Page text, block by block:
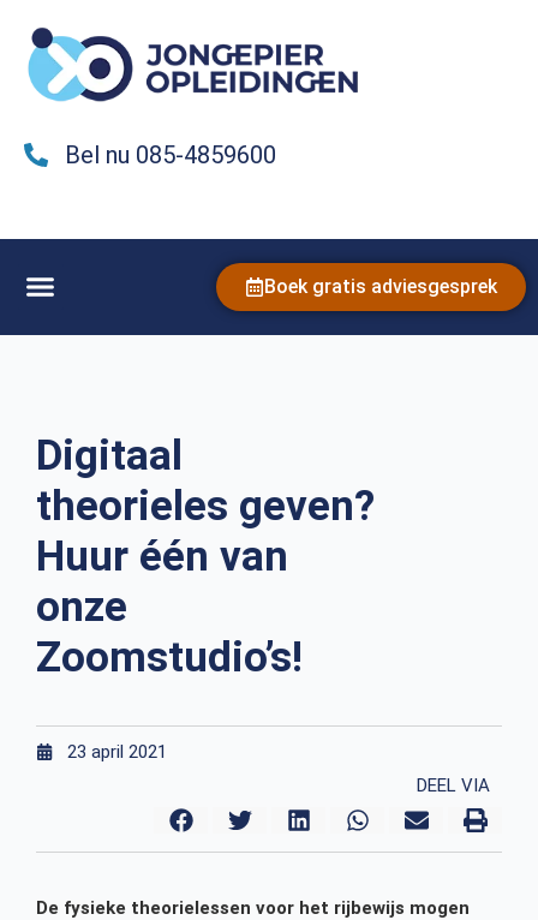
Bel nu 085-4859600
Boek gratis adviesgesprek
Digitaal
theorieles geven?
Huur één van
onze
Zoomstudio’s!
23 april 2021
DEEL VIA
De fysieke theorielessen voor het rijbewijs mogen